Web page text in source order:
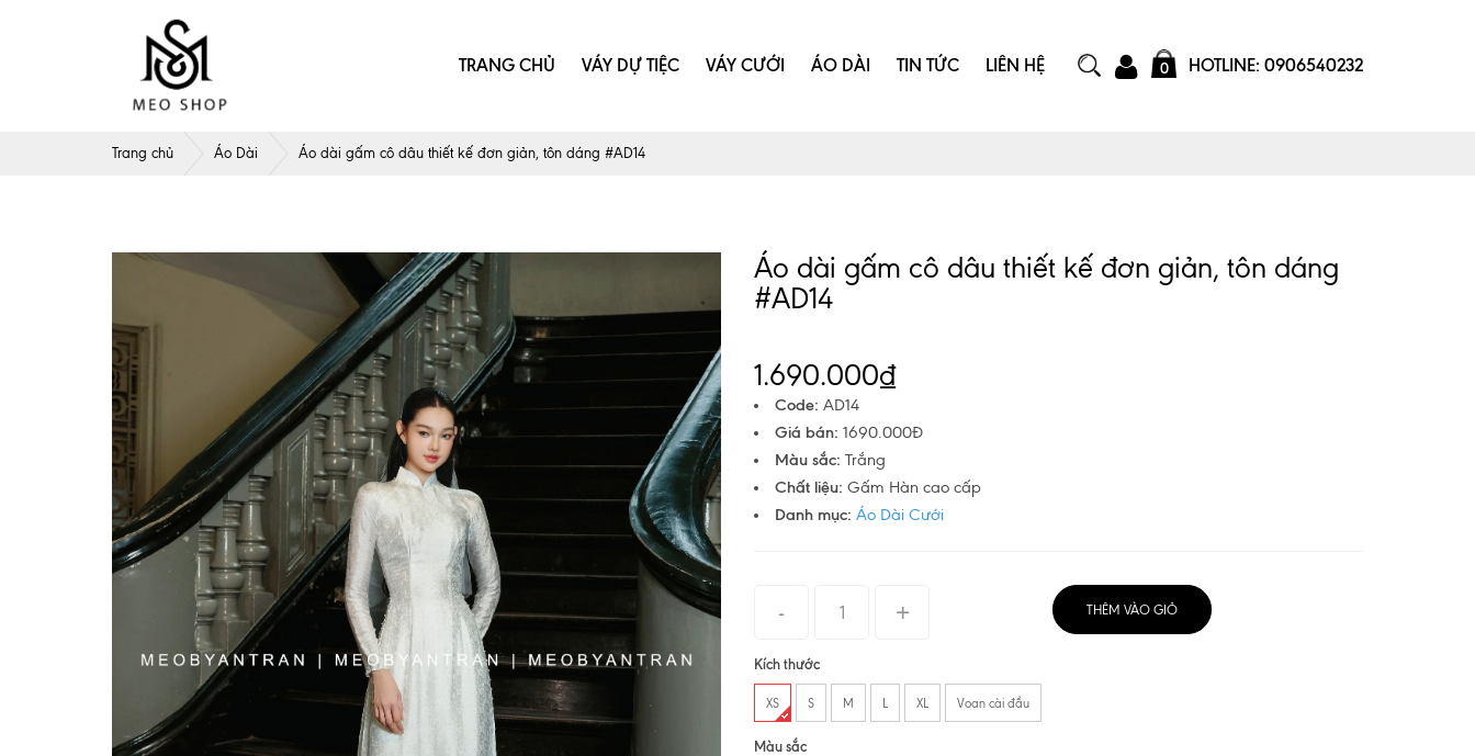
TRANG CHỦ VÁY DỰ TIỆC VÁY CƯỚI ÁO DÀI TIN TỨC LIÊN HỆ 0 HOTLINE: 0906540232
Trang chủ Áo Dài Áo dài gấm cô dâu thiết kế đơn giản, tôn dáng #AD14
Áo dài gấm cô dâu thiết kế đơn giản, tôn dáng
#AD14
1.690.000₫
Code: AD14
Giá bán: 1690.000Đ
Màu sắc: Trắng
Chất liệu: Gấm Hàn cao cấp
Danh mục: Áo Dài Cưới
Kích thước
XS S M L XL Voan cài đầu
Màu sắc
THÊM VÀO GIỎ